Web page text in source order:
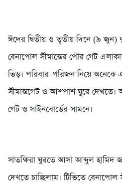
ঈদের দ্বিতীয় ও তৃতীয় দিনে (৯ জুন)
বেনাপোল সীমান্তের পৌর গেট
ভিড়। পরিবার-পরিজন নিয়ে অনেকে
সীমান্তগেট ও আশপাশ ঘুরে
গেট ও সাইনবোর্ডের সামনে।
সাতক্ষিরা ঘুরতে আসা আব্দুল হামিদ
দেখতে চাচ্ছিলাম। টিভিতে বেনাপোল